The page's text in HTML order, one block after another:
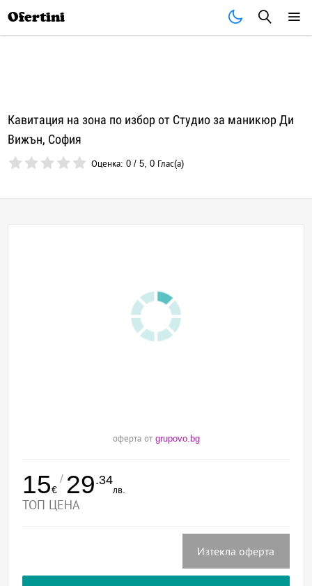
Ofertini
Кавитация на зона по избор от Студио за маникюр Ди
Вижън, София
Оценка:0 /5,0 Глас(а)
оферта от grupovo.bg
15€
/ 29.34
лв.
ТОП ЦЕНА
Изтекла оферта